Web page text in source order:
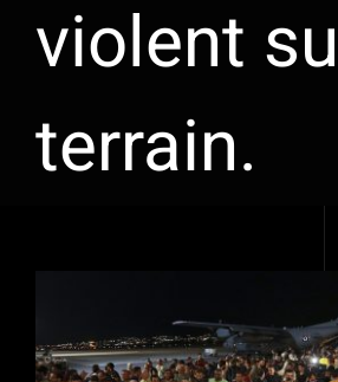
violent
terrain.
agrandie